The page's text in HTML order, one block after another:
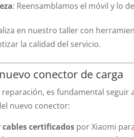
: Reensamblamos el móvil y lo
en nuestro taller con
la calidad del servicio.
conector de carga
es fundamental seguir
nuevo conector:
cables certificados por Xiaomi